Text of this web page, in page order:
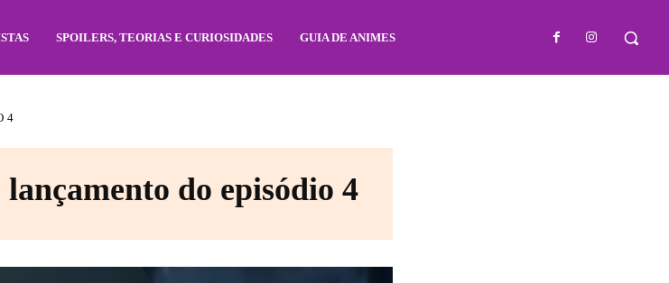
SPOILERS, TEORIAS E CURIOSIDADES GUIA DE ANIMES
4
do episódio 4